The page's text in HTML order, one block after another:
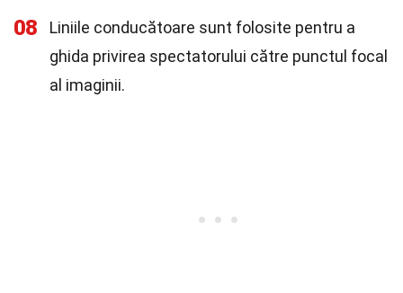
08
Liniile conducătoare sunt folosite pentru a
ghida privirea spectatorului către punctul focal
al imaginii.